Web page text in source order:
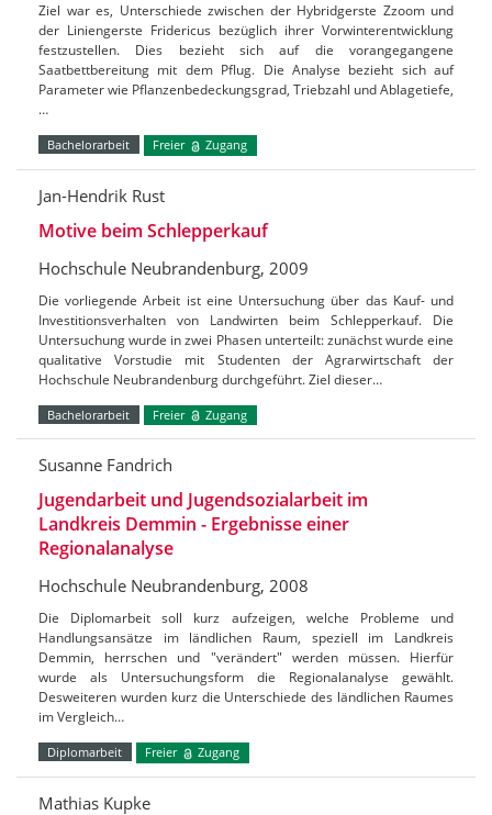
Ziel war es, Unterschiede zwischen der Hybridgerste Zzoom und
der Liniengerste Fridericus bezüglich ihrer Vorwinterentwicklung
festzustellen. Dies bezieht sich auf die vorangegangene
Saatbettbereitung mit dem Pflug. Die Analyse bezieht sich auf
Parameter wie Pflanzenbedeckungsgrad, Triebzahl und Ablagetiefe,
…
Bachelorarbeit Freier Zugang
Jan-Hendrik Rust
Motive beim Schlepperkauf
Hochschule Neubrandenburg, 2009
Die vorliegende Arbeit ist eine Untersuchung über das Kauf- und
Investitionsverhalten von Landwirten beim Schlepperkauf. Die
Untersuchung wurde in zwei Phasen unterteilt: zunächst wurde eine
qualitative Vorstudie mit Studenten der Agrarwirtschaft der
Hochschule Neubrandenburg durchgeführt. Ziel dieser…
Bachelorarbeit Freier Zugang
Susanne Fandrich
Jugendarbeit und Jugendsozialarbeit im
Landkreis Demmin - Ergebnisse einer
Regionalanalyse
Hochschule Neubrandenburg, 2008
Die Diplomarbeit soll kurz aufzeigen, welche Probleme und
Handlungsansätze im ländlichen Raum, speziell im Landkreis
Demmin, herrschen und "verändert" werden müssen. Hierfür
wurde als Untersuchungsform die Regionalanalyse gewählt.
Desweiteren wurden kurz die Unterschiede des ländlichen Raumes
im Vergleich…
Diplomarbeit Freier Zugang
Mathias Kupke